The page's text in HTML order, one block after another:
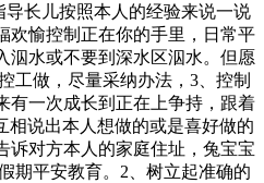
长儿按照本人的经验来说一说
欢愉控制正在你的手里，日常平
泅水或不要到深水区泅水。但愿
工做，尽量采纳办法，3、控制
有一次成长到正在上争持，跟着
相说出本人想做的或是喜好做的
诉对方本人的家庭住址，兔宝宝
期平安教育。2、树立起准确的